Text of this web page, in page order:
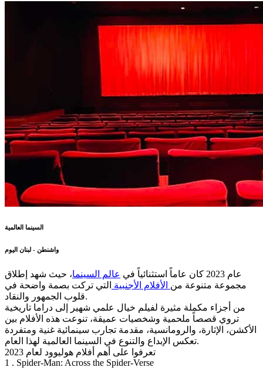
السينما العالمية
واشنطن - لبنان اليوم
عام 2023 كان عاماً استثنائياً في عالم السينما، حيث شهد إطلاق
مجموعة متنوعة من الأفلام الأجنبية التي تركت بصمة واضحة في
قلوب الجمهور والنقاد.
من أجزاء مكملة مثيرة لفيلم خيال علمي شهير إلى دراما تاريخية
تروي قصصاً ملحمية وشخصيات عميقة، تنوعت هذه الأفلام بين
الأكشن، الإثارة، والرومانسية، مقدمة تجارب سينمائية غنية ومتفردة
تعكس الإبداع والتنوع في السينما العالمية لهذا العام.
تعرفوا على أهم أفلام هوليوود لعام 2023
1 . Spider-Man: Across the Spider-Verse